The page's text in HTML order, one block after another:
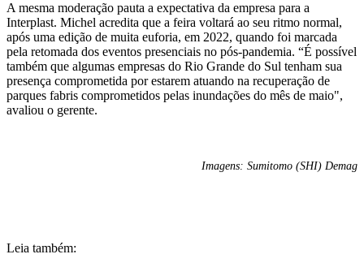
A mesma moderação pauta a expectativa da empresa para a
Interplast. Michel acredita que a feira voltará ao seu ritmo normal,
após uma edição de muita euforia, em 2022, quando foi marcada
pela retomada dos eventos presenciais no pós-pandemia. “É possível
também que algumas empresas do Rio Grande do Sul tenham sua
presença comprometida por estarem atuando na recuperação de
parques fabris comprometidos pelas inundações do mês de maio",
avaliou o gerente.
Imagens: Sumitomo (SHI) Demag
Leia também: